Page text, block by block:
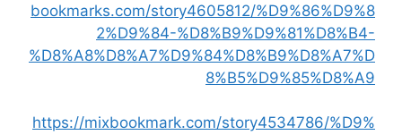
bookmarks.com/story4605812/%D9%86%D9%8
2%D9%84-%D8%B9%D9%81%D8%B4-
%D8%A8%D8%A7%D9%84%D8%B9%D8%A7%D
8%B5%D9%85%D8%A9
https://mixbookmark.com/story4534786/%D9%